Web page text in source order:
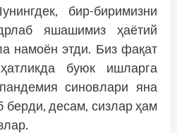
бир-биримизни
яшашимиз ҳаётий
намоён этди. Биз фақат
буюк ишларга
синовлари яна
берди, десам, сизлар ҳам